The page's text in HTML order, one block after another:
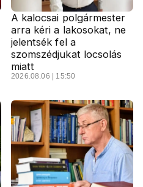
A kalocsai polgármester
arra kéri a lakosokat, ne
jelentsék fel a
szomszédjukat locsolás
miatt
2026.08.06 | 15:50